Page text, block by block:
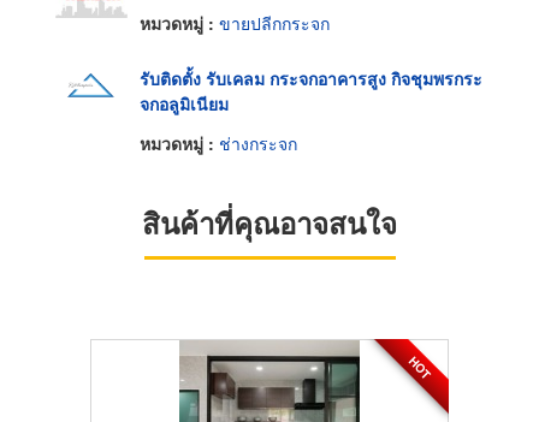
หมวดหมู่ : ขายปลีกกระจก
รับติดตั้ง รับเคลม กระจกอาคารสูง กิจชุมพรกระ
จกอลูมิเนียม
หมวดหมู่ : ช่างกระจก
สินค้าที่คุณอาจสนใจ
HOT